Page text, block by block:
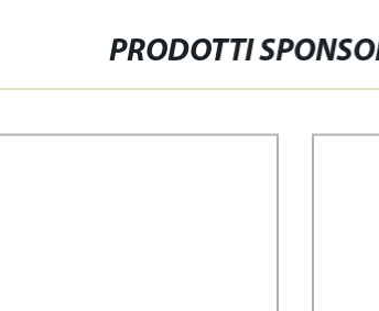
PRODOTTI